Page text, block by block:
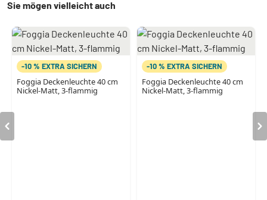
Sie mögen vielleicht auch
-10 % EXTRA SICHERN
Foggia Deckenleuchte 40 cm
Nickel-Matt, 3-flammig
-10 % EXTRA SICHERN
Foggia Deckenleuchte 40 cm
Nickel-Matt, 3-flammig